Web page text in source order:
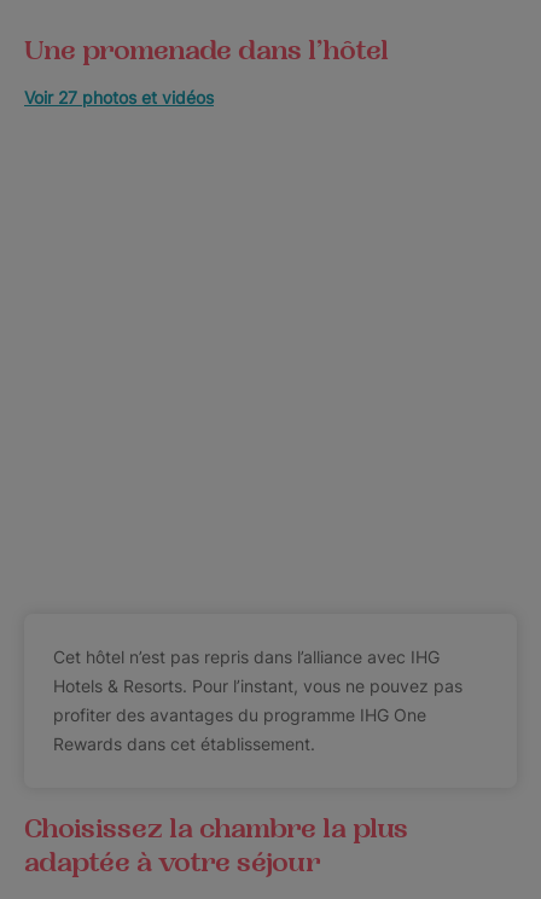
Une promenade dans l’hôtel
Voir 27 photos et vidéos
Cet hôtel n’est pas repris dans l’alliance avec IHG
Hotels & Resorts. Pour l’instant, vous ne pouvez pas
profiter des avantages du programme IHG One
Rewards dans cet établissement.
Choisissez la chambre la plus
adaptée à votre séjour